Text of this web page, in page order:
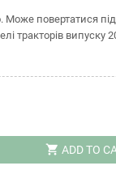
Може повертатися
випуску
shopping_cart ADD TO